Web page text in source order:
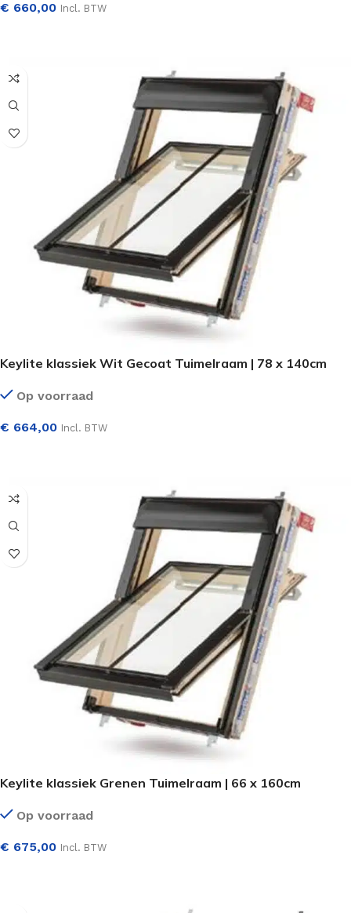
€ 660,00 Incl. BTW
Keylite klassiek Wit Gecoat Tuimelraam | 78 x 140cm
Op voorraad
€ 664,00 Incl. BTW
Keylite klassiek Grenen Tuimelraam | 66 x 160cm
Op voorraad
€ 675,00 Incl. BTW